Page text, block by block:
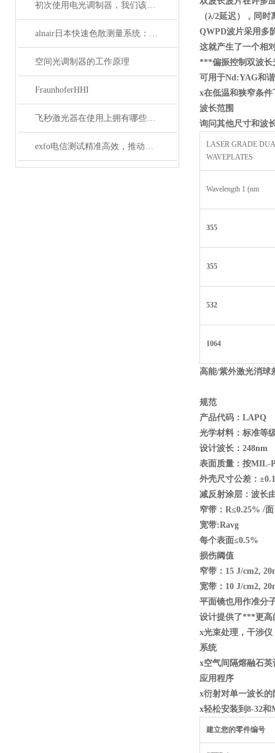
初次使用电光调制器，我们该注意什么事项？
alnair日本快速色散测量系统：精准捕捉光学世界的瞬息万变
空间光调制器的工作原理
FraunhoferHHI
飞秒激光器在使用上拥有哪些特点？
exfo电信测试精准高效，推动通信网络质量新标准
（λ/2延迟），同时
QWPD波片采用多
这就产生了一个相
***偏振控制双波长
可用于Nd:YAG和
x在低温和狭窄条件
波长范围
询问其他尺寸和波
LASER GRADE
WAVEPLATES
Wavelength 1 (nm
355
355
532
1064
高能/紫外激光消球
规范
产品代码：LAPQ
光学材料：标准等
设计波长：248nm
表面质量：按MIL-
外壳尺寸公差：
减反射涂层：波长
窄带：R≤0.25% /面
宽带:Ravg
每个表面≤0.5%
损伤阈值
窄带：15 J/cm2,
宽带：10 J/cm2,
平面镜也用作准分
设计提供了***更高
x光束处理，干涉
系统
x空气间隔熔融石
应用程序
x衍射对单一波长的
x轻松安装到8-32和
建立您的零件编号